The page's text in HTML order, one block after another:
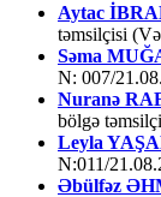
Aytac
təmsilçisi
Səma
N: 007/
Nuranə
bölgə
Leyla
N:011/
Əbülfəz